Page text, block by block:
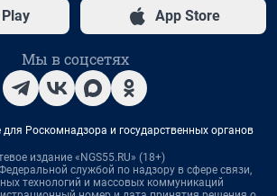
App Store
Мы в соцсетях
Роскомнадзора и государственных органов
издание «NGS55.RU» (18+)
службой по надзору в сфере связи,
технологий и массовых коммуникаций